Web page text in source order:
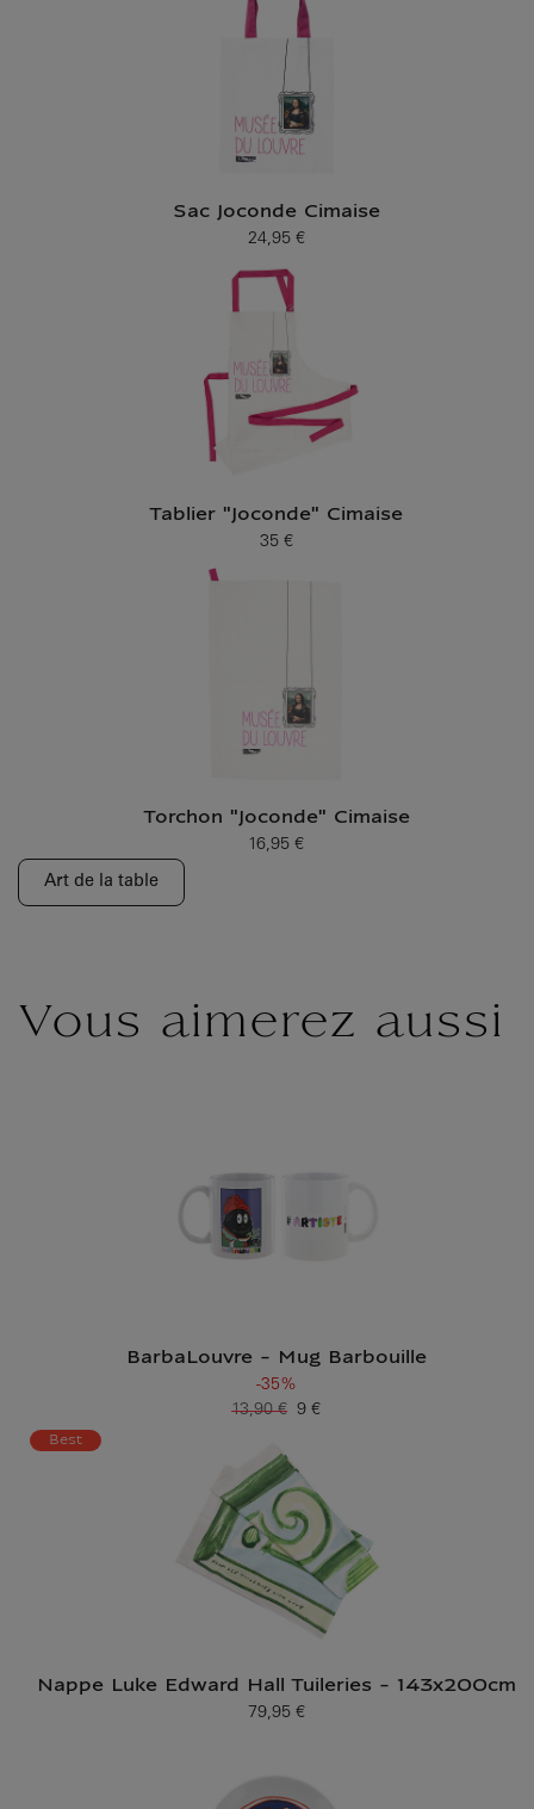
Sac Joconde Cimaise
Prix ​​actuel
24,95 €
Tablier "Joconde" Cimaise
Prix ​​actuel
35 €
Torchon "Joconde" Cimaise
Prix ​​actuel
16,95 €
Art de la table
Vous aimerez aussi
BarbaLouvre - Mug Barbouille
-35%
Prix ​​actuel
9 €
Ancien prix
13,90 €
Best
Nappe Luke Edward Hall Tuileries - 143x200cm
Prix ​​actuel
79,95 €